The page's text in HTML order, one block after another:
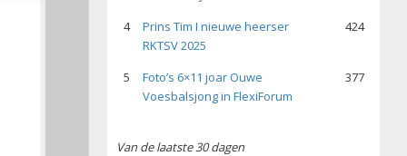
4
Prins Tim I nieuwe heerser
RKTSV 2025
424
5
Foto’s 6×11 joar Ouwe
Voesbalsjong in FlexiForum
377
Van de laatste 30 dagen